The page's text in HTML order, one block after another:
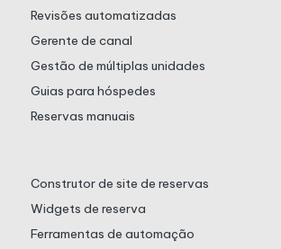
Revisões automatizadas
Gerente de canal
Gestão de múltiplas unidades
Guias para hóspedes
Reservas manuais
Construtor de site de reservas
Widgets de reserva
Ferramentas de automação